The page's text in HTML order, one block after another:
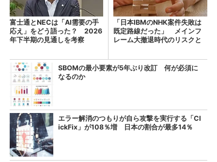
富士通とNECは「AI需要の手
応え」をどう語った？ 2026
年下半期の見通しを考察
「日本IBMのNHK案件失敗は
既定路線だった」 メインフ
レーム大撤退時代のリスクと
SBOMの最小要素が5年ぶり改訂 何が必須に
なるのか
エラー解消のつもりが自ら攻撃を実行する「Cl
ickFix」が108％増 日本の割合が最多14％